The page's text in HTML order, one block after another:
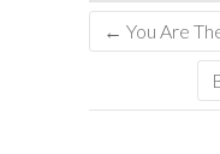
← You Are